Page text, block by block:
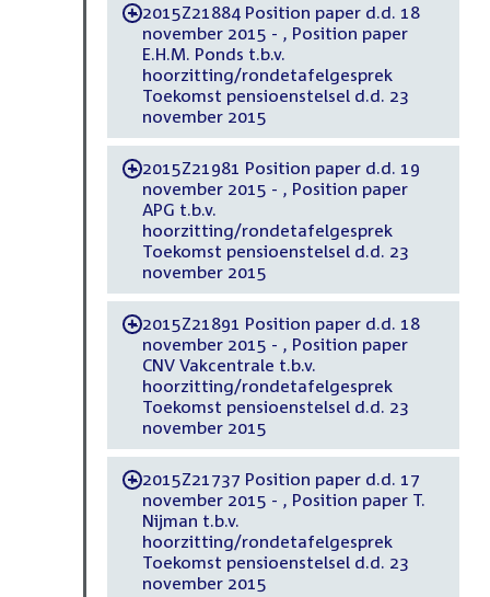
-2015Z21884 Position paper d.d. 18
november 2015 - , Position paper
E.H.M. Ponds t.b.v.
hoorzitting/rondetafelgesprek
Toekomst pensioenstelsel d.d. 23
november 2015
-2015Z21981 Position paper d.d. 19
november 2015 - , Position paper
APG t.b.v.
hoorzitting/rondetafelgesprek
Toekomst pensioenstelsel d.d. 23
november 2015
-2015Z21891 Position paper d.d. 18
november 2015 - , Position paper
CNV Vakcentrale t.b.v.
hoorzitting/rondetafelgesprek
Toekomst pensioenstelsel d.d. 23
november 2015
-2015Z21737 Position paper d.d. 17
november 2015 - , Position paper T.
Nijman t.b.v.
hoorzitting/rondetafelgesprek
Toekomst pensioenstelsel d.d. 23
november 2015